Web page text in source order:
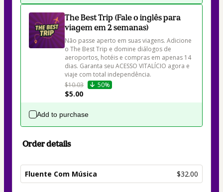
The Best Trip (Fale o inglês para
viagem em 2 semanas)
Não passe aperto em suas viagens. Adicione
o The Best Trip e domine diálogos de
aeroportos, hotéis e compras em apenas 14
dias. Garanta seu ACESSO VITALÍCIO agora e
viaje com total independência.
$10.03
50%
$5.00
Add to purchase
Order details
Fluente Com Música $32.00